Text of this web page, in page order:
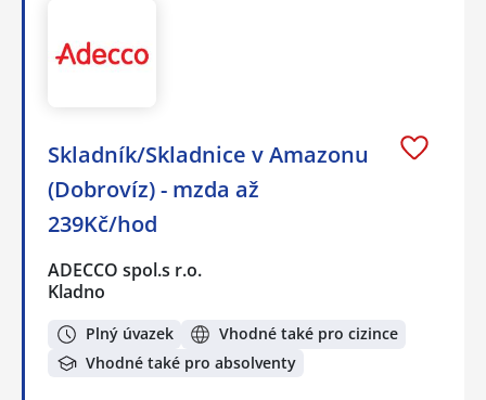
Skladník/Skladnice v Amazonu
(Dobrovíz) - mzda až
239Kč/hod
ADECCO spol.s r.o.
Kladno
Plný úvazek
Vhodné také pro cizince
Vhodné také pro absolventy